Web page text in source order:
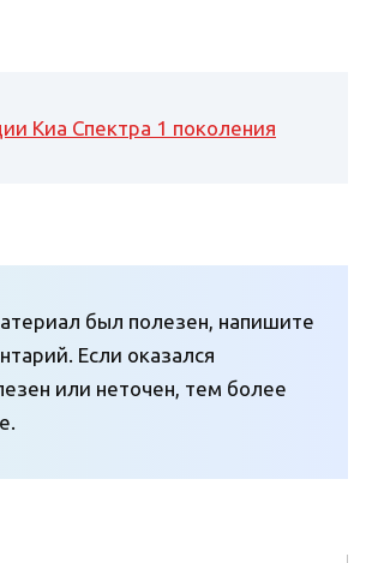
Киа Спектра 1 поколения
был полезен, напишите
Если оказался
или неточен, тем более